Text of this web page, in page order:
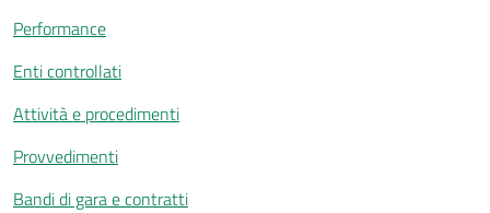
Performance
Enti controllati
Attività e procedimenti
Provvedimenti
Bandi di gara e contratti